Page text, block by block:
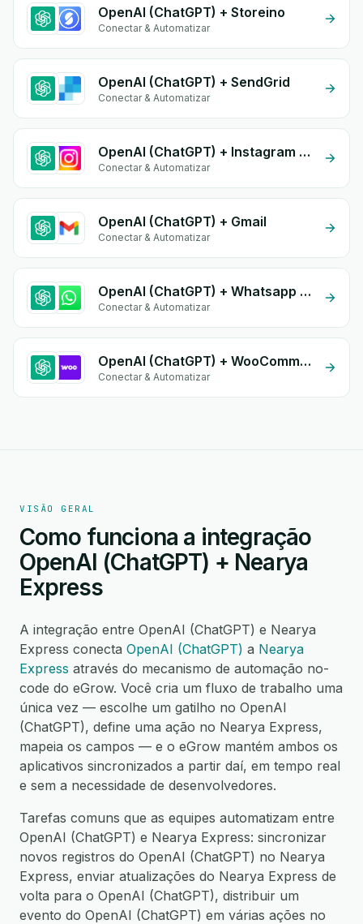
OpenAI (ChatGPT) + Storeino
Conectar & Automatizar
OpenAI (ChatGPT) + SendGrid
Conectar & Automatizar
OpenAI (ChatGPT) + Instagram Comment
Conectar & Automatizar
OpenAI (ChatGPT) + Gmail
Conectar & Automatizar
OpenAI (ChatGPT) + Whatsapp API
Conectar & Automatizar
OpenAI (ChatGPT) + WooCommerce
Conectar & Automatizar
VISÃO GERAL
Como funciona a integração
OpenAI (ChatGPT) + Nearya
Express
A integração entre OpenAI (ChatGPT) e Nearya
Express conecta OpenAI (ChatGPT) a Nearya
Express através do mecanismo de automação no-
code do eGrow. Você cria um fluxo de trabalho uma
única vez — escolhe um gatilho no OpenAI
(ChatGPT), define uma ação no Nearya Express,
mapeia os campos — e o eGrow mantém ambos os
aplicativos sincronizados a partir daí, em tempo real
e sem a necessidade de desenvolvedores.
Tarefas comuns que as equipes automatizam entre
OpenAI (ChatGPT) e Nearya Express: sincronizar
novos registros do OpenAI (ChatGPT) no Nearya
Express, enviar atualizações do Nearya Express de
volta para o OpenAI (ChatGPT), distribuir um
evento do OpenAI (ChatGPT) em várias ações no